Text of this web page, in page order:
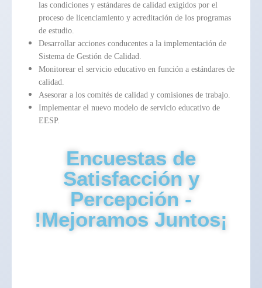
las condiciones y estándares de calidad exigidos por el
proceso de licenciamiento y acreditación de los programas
de estudio.
Desarrollar acciones conducentes a la implementación de
Sistema de Gestión de Calidad.
Monitorear el servicio educativo en función a estándares de
calidad.
Asesorar a los comités de calidad y comisiones de trabajo.
Implementar el nuevo modelo de servicio educativo de
EESP.
Encuestas de
Satisfacción y
Percepción -
!Mejoramos Juntos¡